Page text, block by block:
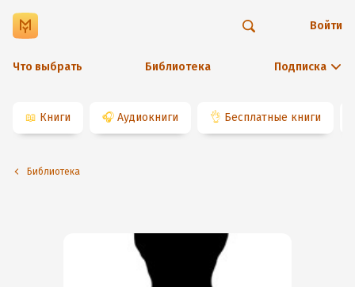
Что выбрать Библиотека Подписка
Войти
📖 Книги 🎧 Аудиокниги 👌 Бесплатные книги
Библиотека